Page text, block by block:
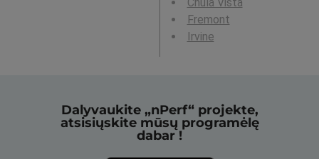
Chula Vista
Fremont
Irvine
Dalyvaukite „nPerf“ projekte,
atsisiųskite mūsų programėlę
dabar !